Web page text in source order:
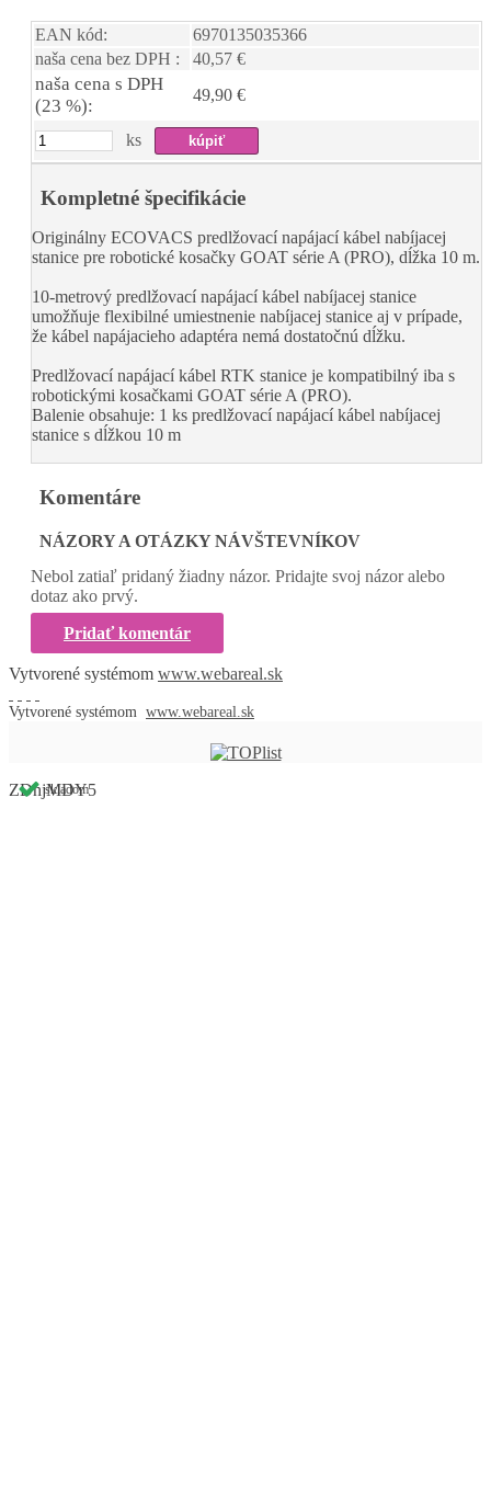
skladom
EAN kód:
6970135035366
naša cena bez DPH :
40,57 €
naša cena s DPH
(23 %):
49,90 €
ks
Kompletné špecifikácie
Originálny ECOVACS predlžovací napájací kábel nabíjacej
stanice pre robotické kosačky GOAT série A (PRO), dĺžka 10 m.
10-metrový predlžovací napájací kábel nabíjacej stanice
umožňuje flexibilné umiestnenie nabíjacej stanice aj v prípade,
že kábel napájacieho adaptéra nemá dostatočnú dĺžku.
Predlžovací napájací kábel RTK stanice je kompatibilný iba s
robotickými kosačkami GOAT série A (PRO).
Balenie obsahuje: 1 ks predlžovací napájací kábel nabíjacej
stanice s dĺžkou 10 m
Komentáre
NÁZORY A OTÁZKY NÁVŠTEVNÍKOV
Nebol zatiaľ pridaný žiadny názor. Pridajte svoj názor alebo
dotaz ako prvý.
Pridať komentár
Vytvorené systémom www.webareal.sk
Vytvorené systémom www.webareal.sk
ZDhjMDY5